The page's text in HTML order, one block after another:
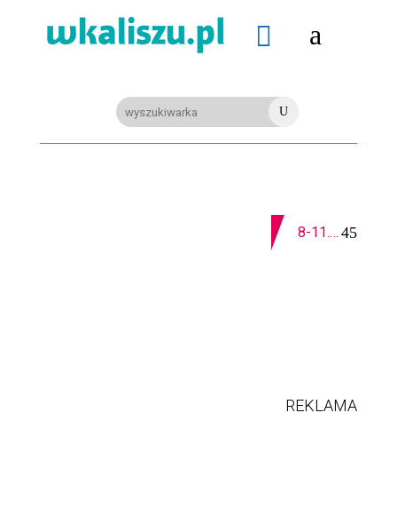
 a
U
8-11.8. Warsztaty pisania ikon w Pałacu Lipskich
REKLAMA